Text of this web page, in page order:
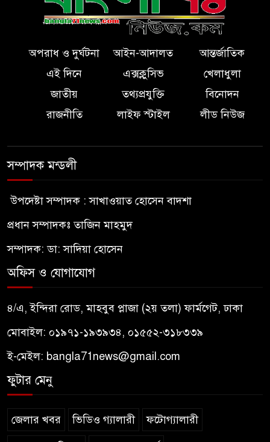
অপরাধ ও দুর্ঘটনা আইন-আদালত
আন্তর্জাতিক
এই দিনে
এক্সক্লুসিভ
খেলাধুলা
জাতীয়
তথ্যপ্রযুক্তি
বিনোদন
রাজনীতি
লাইফ স্টাইল লীড নিউজ
সম্পাদক মন্ডলী
উপদেষ্টা সম্পাদক : সাখাওয়াত হোসেন বাদশা
প্রধান সম্পাদকঃ তাজিন মাহমুদ
সম্পাদক: ডা: সাদিয়া হোসেন
অফিস ও যোগাযোগ
৪/এ, ইন্দিরা রোড, মাহবুব প্লাজা (২য় তলা) ফার্মগেট, ঢাকা
মোবাইল: ০১৯৭১-১৯৩৯৩৪, ০১৫৫২-৩১৮৩৩৯
ই-মেইল: bangla71news@gmail.com
ফুটার মেনু
জেলার খবর ভিডিও গ্যালারী ফটোগ্যালারী